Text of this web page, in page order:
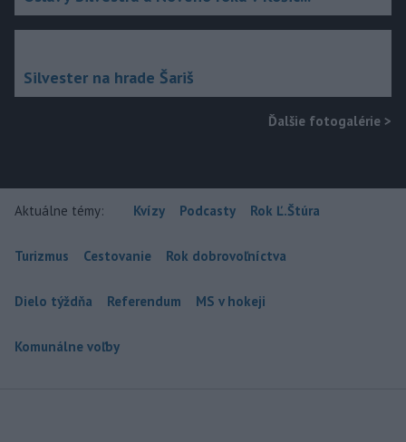
Silvester na hrade Šariš
Ďalšie fotogalérie >
Aktuálne témy: Kvízy Podcasty Rok Ľ.Štúra
Turizmus Cestovanie Rok dobrovoľníctva
Dielo týždňa Referendum MS v hokeji
Komunálne voľby